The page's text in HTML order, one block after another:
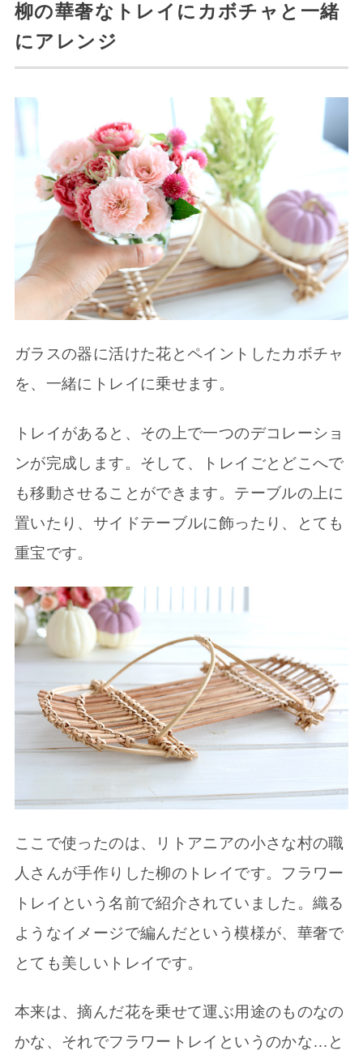
柳の華奢なトレイにカボチャと一緒
にアレンジ
ガラスの器に活けた花とペイントしたカボチャ
を、一緒にトレイに乗せます。
トレイがあると、その上で一つのデコレーショ
ンが完成します。そして、トレイごとどこへで
も移動させることができます。テーブルの上に
置いたり、サイドテーブルに飾ったり、とても
重宝です。
ここで使ったのは、リトアニアの小さな村の職
人さんが手作りした柳のトレイです。フラワー
トレイという名前で紹介されていました。織る
ようなイメージで編んだという模様が、華奢で
とても美しいトレイです。
本来は、摘んだ花を乗せて運ぶ用途のものなの
かな、それでフラワートレイというのかな…と